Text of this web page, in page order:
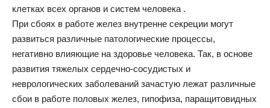
клетках всех органов и систем человека .
При сбоях в работе желез внутренне секреции могут
развиться различные патологические процессы,
негативно влияющие на здоровье человека. Так, в основе
развития тяжелых сердечно-сосудистых и
неврологических заболеваний зачастую лежат различные
сбои в работе половых желез, гипофиза, паращитовидных